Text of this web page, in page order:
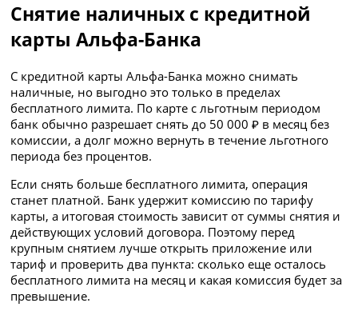
Снятие наличных с кредитной
карты Альфа-Банка
С кредитной карты Альфа-Банка можно снимать
наличные, но выгодно это только в пределах
бесплатного лимита. По карте с льготным периодом
банк обычно разрешает снять до 50 000 ₽ в месяц без
комиссии, а долг можно вернуть в течение льготного
периода без процентов.
Если снять больше бесплатного лимита, операция
станет платной. Банк удержит комиссию по тарифу
карты, а итоговая стоимость зависит от суммы снятия и
действующих условий договора. Поэтому перед
крупным снятием лучше открыть приложение или
тариф и проверить два пункта: сколько еще осталось
бесплатного лимита на месяц и какая комиссия будет за
превышение.